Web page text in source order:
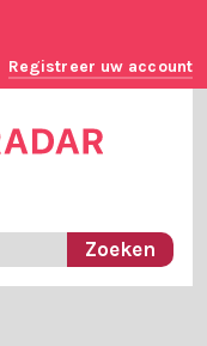
Registreer uw account